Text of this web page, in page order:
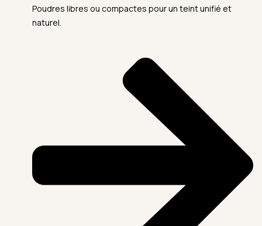
Poudres libres ou compactes pour un teint unifié et
naturel.